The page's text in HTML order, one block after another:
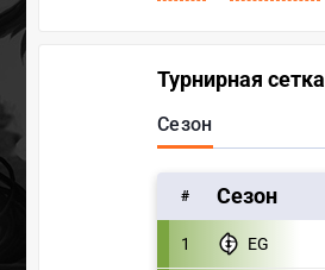
Турнирная сетка
Сезон
# Сезон
1 EG